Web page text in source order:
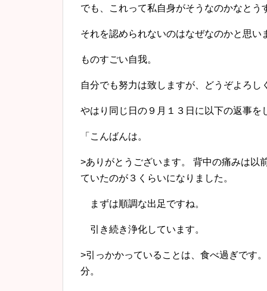
でも、これって私自身がそうなのかなとう
それを認められないのはなぜなのかと思い
ものすごい自我。
自分でも努力は致しますが、どうぞよろ
やはり同じ日の９月１３日に以下の返事を
「こんばんは。
>ありがとうございます。 背中の痛みは以
ていたのが３くらいになりました。
まずは順調な出足ですね。
引き続き浄化しています。
>引っかかっていることは、食べ過ぎです
分。